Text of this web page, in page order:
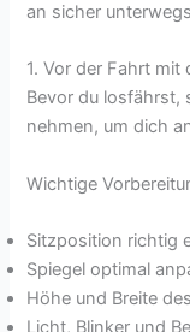
an sicher
1. Vor der Fahrt
Bevor du losfährst,
nehmen, um dich
Wichtige
Sitzposition richtig
Spiegel optimal
Höhe und Breite
Licht, Blinker und